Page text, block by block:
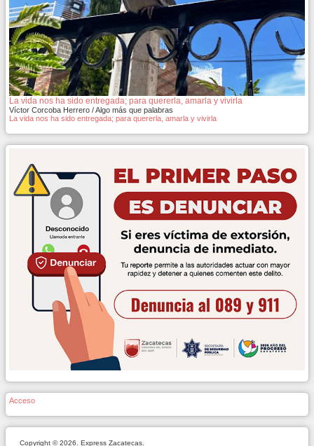
La vida nos ha sido entregada; para quererla, amarla y vivirla
Víctor Corcoba Herrero / Algo más que palabras
La vida nos ha sido entregada; para quererla, amarla y vivirla
Acceso
Copyright © 2026. Express Zacatecas.